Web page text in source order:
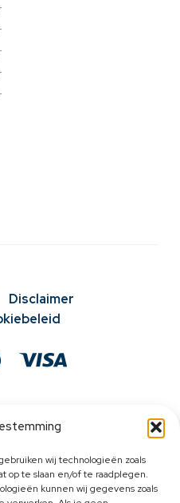
wij technologieën zoals
op te slaan en/of te raadplegen.
kunnen wij gegevens zoals
Disclaimer